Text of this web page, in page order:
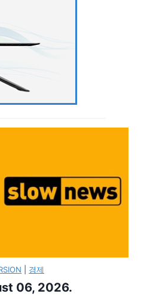
경제
06, 2026.